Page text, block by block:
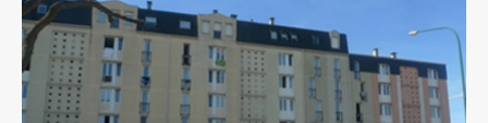
Économie De La Construction Ingenierie TCE Logement
Pilotage D'opération / MOEX
Thermique